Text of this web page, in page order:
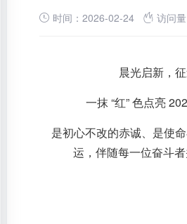
时间：2026-02-24 访问
晨光启新，
一抹 “红” 色点亮
是初心不改的赤诚、是使
运，伴随每一位奋斗者